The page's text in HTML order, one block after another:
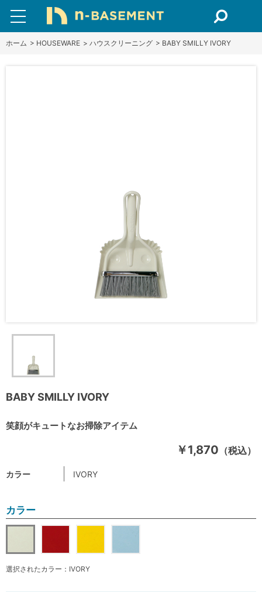
ホーム > HOUSEWARE > ハウスクリーニング > BABY SMILLY IVORY
BABY SMILLY IVORY
笑顔がキュートなお掃除アイテム
￥1,870 （税込）
カラー IVORY
カラー
選択されたカラー：IVORY